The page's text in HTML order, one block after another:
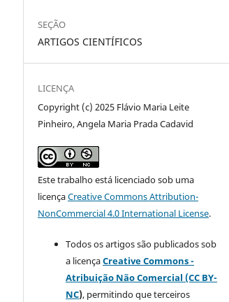
SEÇÃO
ARTIGOS CIENTÍFICOS
LICENÇA
Copyright (c) 2025 Flávio Maria Leite
Pinheiro, Angela Maria Prada Cadavid
Este trabalho está licenciado sob uma
licençaCreative Commons Attribution-
NonCommercial 4.0 International License.
Todos os artigos são publicados sob
a licençaCreative Commons -
Atribuição Não Comercial (CC BY-
NC), permitindo que terceiros